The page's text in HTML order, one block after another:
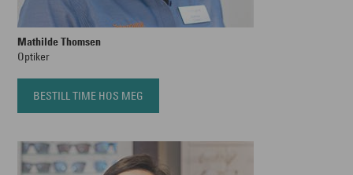
Mathilde Thomsen
Optiker
BESTILL TIME HOS MEG